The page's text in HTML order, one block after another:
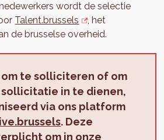
wordt de selectie
Talent.brussels
, het
de brusselse overheid.
te solliciteren of om
in te dienen,
via ons platform
. Deze
om in onze